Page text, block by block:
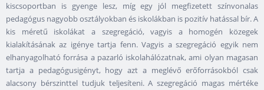
kiscsoportban is gyenge lesz, míg egy jól megfizetett színvonalas
pedagógus nagyobb osztályokban és iskolákban is pozitív hatással bír. A
kis méretű iskolákat a szegregáció, vagyis a homogén közegek
kialakításának az igénye tartja fenn. Vagyis a szegregáció egyik nem
elhanyagolható forrása a pazarló iskolahálózatnak, ami olyan magasan
tartja a pedagógusigényt, hogy azt a meglévő erőforrásokból csak
alacsony bérszinttel tudjuk teljesíteni. A szegregáció magas mértéke